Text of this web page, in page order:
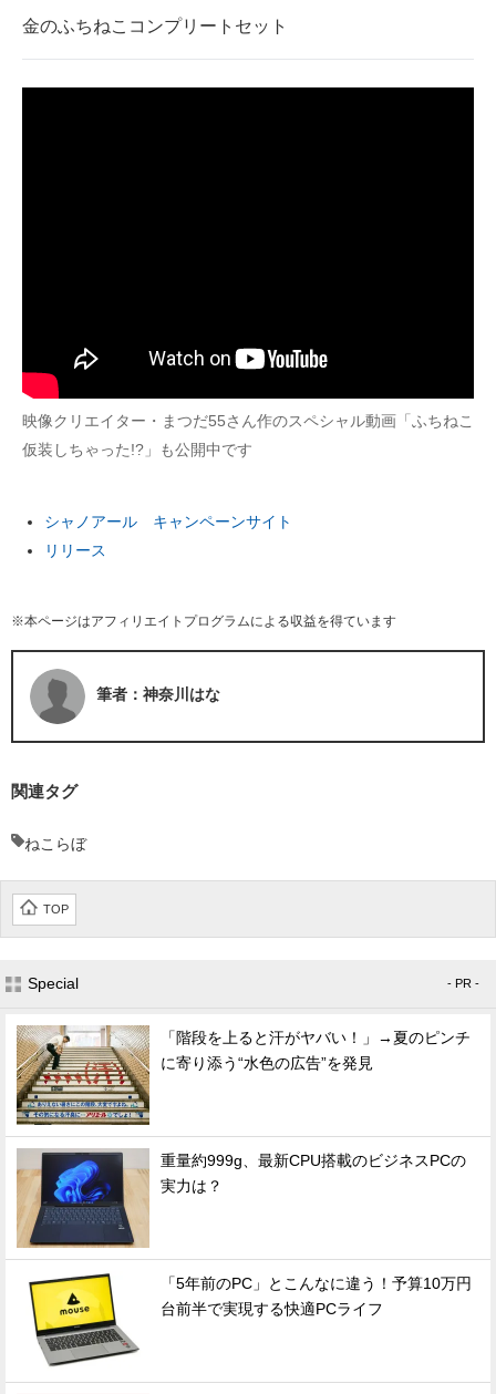
金のふちねこコンプリートセット
映像クリエイター・まつだ55さん作のスペシャル動画「ふちねこ
仮装しちゃった!?」も公開中です
シャノアール キャンペーンサイト
リリース
※本ページはアフィリエイトプログラムによる収益を得ています
筆者：神奈川はな
関連タグ
ねこらぼ
TOP
Special - PR -
「階段を上ると汗がヤバい！」→夏のピンチ
に寄り添う“水色の広告”を発見
重量約999g、最新CPU搭載のビジネスPCの
実力は？
「5年前のPC」とこんなに違う！予算10万円
台前半で実現する快適PCライフ